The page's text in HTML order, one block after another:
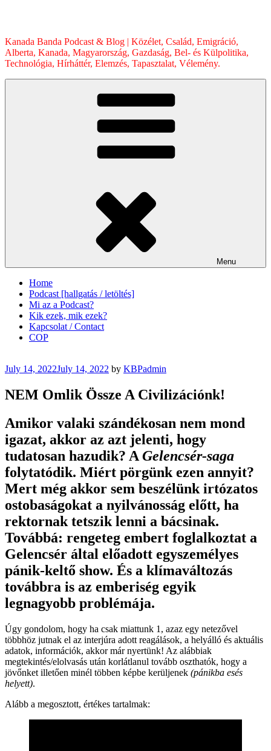
Kanada Banda Podcast & Blog | Közélet, Család, Emigráció,
Alberta, Kanada, Magyarország, Gazdaság, Bel- és Külpolitika,
Technológia, Hírháttér, Elemzés, Tapasztalat, Vélemény.
Menu
Home
Podcast [hallgatás / letöltés]
Mi az a Podcast?
Kik ezek, mik ezek?
Kapcsolat / Contact
COP
Posted
July 14, 2022July 14, 2022 by KBPadmin
NEM Omlik Össze A Civilizációnk!
Amikor valaki szándékosan nem mond
igazat, akkor az azt jelenti, hogy
tudatosan hazudik? A Gelencsér-saga
folytatódik. Miért pörgünk ezen annyit?
Mert még akkor sem beszélünk irtózatos
ostobaságokat a nyilvánosság előtt, ha
rektornak tetszik lenni a bácsinak.
Továbbá: rengeteg embert foglalkoztat a
Gelencsér által előadott egyszemélyes
pánik-keltő show. És a klímaváltozás
továbbra is az emberiség egyik
legnagyobb problémája.
Úgy gondolom, hogy ha csak miattunk 1, azaz egy netezővel
többhöz jutnak el az interjúra adott reagálások, a helyálló és aktuális
adatok, információk, akkor már nyertünk! Az alábbiak
megtekintés/elolvasás után korlátlanul tovább oszthatók, hogy a
jövőnket illetően minél többen képbe kerüljenek (pánikba esés
helyett).
Alább a megosztott, értékes tartalmak: